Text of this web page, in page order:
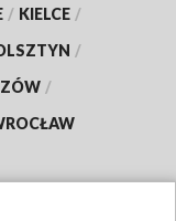
/ KIELCE /
/
/